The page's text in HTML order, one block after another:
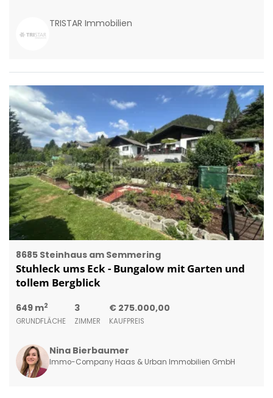
TRISTAR Immobilien
8685 Steinhaus am Semmering
Stuhleck ums Eck - Bungalow mit Garten und
tollem Bergblick
649 m2
GRUNDFLÄCHE
3
ZIMMER
€ 275.000,00
KAUFPREIS
Nina Bierbaumer
Immo-Company Haas & Urban Immobilien GmbH